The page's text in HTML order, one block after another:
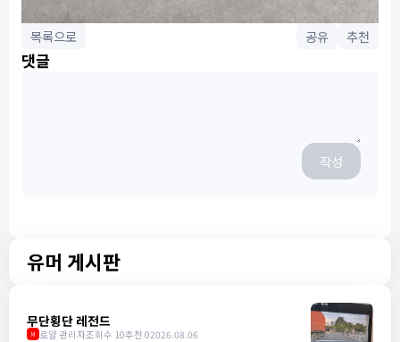
목록으로 공유 추천
댓글
작성
유머 게시판
무단횡단 레전드
M 로얄 관리자조회수 10추천 02026.08.06